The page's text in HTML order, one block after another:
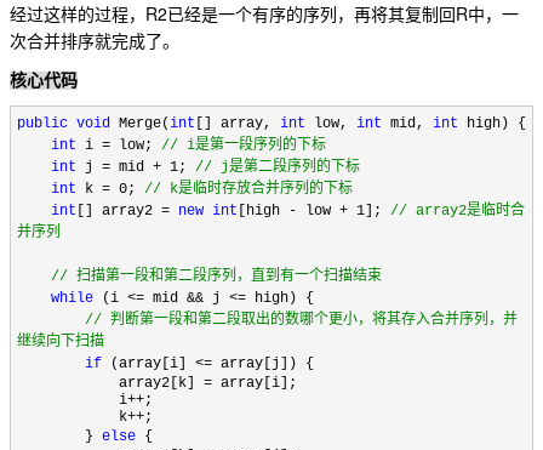
经过这样的过程， R2 已经是一个有序的序列，再将其复制回 R中，一
次合并排序就完成了。
核心代码
public void Merge(int [] array, int low, int mid, int high) {
int i = low; // i是第一段序列的下标
int j = mid + 1; // j是第二段序列的下标
int k = 0; // k是临时存放合并序列的下标
int [] array2 = new int [high - low + 1]; // array2是临时合
并序列
// 扫描第一段和第二段序列，直到有一个扫描结束
while (i <= mid && j <= high) {
// 判断第一段和第二段取出的数哪个更小，将其存入合并序列，并
继续向下扫描
if (array[i] <= array[j]) {
array2[k] = array[i];
i++;
k++;
} else {